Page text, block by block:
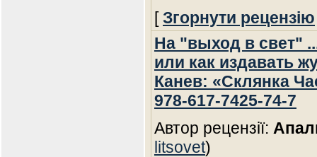
[Згорнути рецензію
На "выход в свет"
или как издавать
Канев: «Склянка
978-617-7425-74-7
Автор рецензії:
litsovet)